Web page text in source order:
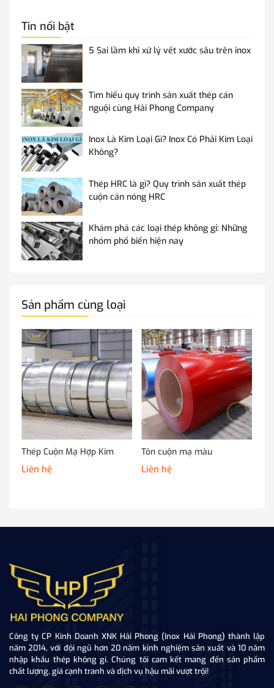
Tin nổi bật
5 Sai lầm khi xử lý vết xước sâu trên inox
Tìm hiểu quy trình sản xuất thép cán
nguội cùng Hải Phong Company
Inox Là Kim Loại Gì? Inox Có Phải Kim Loại
Không?
Thép HRC là gì? Quy trình sản xuất thép
cuộn cán nóng HRC
Khám phá các loại thép không gỉ: Những
nhóm phổ biến hiện nay
Sản phẩm cùng loại
Thép Cuộn Mạ Hợp Kim
Liên hệ
Tôn cuộn mạ màu
Liên hệ
Công ty CP Kinh Doanh XNK Hải Phong (Inox Hải Phong) thành lập
năm 2014, với đội ngũ hơn 20 năm kinh nghiệm sản xuất và 10 năm
nhập khẩu thép không gỉ. Chúng tôi cam kết mang đến sản phẩm
chất lượng, giá cạnh tranh và dịch vụ hậu mãi vượt trội!